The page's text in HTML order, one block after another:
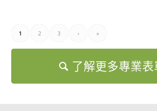
1 2 3 › »
了解更多專業表